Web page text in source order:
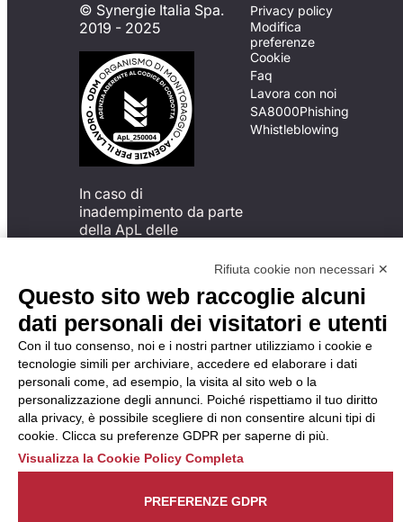
© Synergie Italia Spa.
2019 - 2025
In caso di
inadempimento da parte
della ApL delle
del Codice di Condotta, è
possibile presentare un
reclamo
all’Organismo di
Monitoraggio utilizzando
una delle modalità
descritte al seguente
indirizzo web
https://odm-
agenzielavoro.it/reclami/ .
Privacy policy
Modifica
preferenze
Cookie
Faq
Lavora con noi
SA8000Phishing
Whistleblowing
Rifiuta cookie non necessari ✕
Questo sito web raccoglie alcuni
dati personali dei visitatori e utenti
Con il tuo consenso, noi e i nostri partner utilizziamo i cookie e
tecnologie simili per archiviare, accedere ed elaborare i dati
personali come, ad esempio, la visita al sito web o la
personalizzazione degli annunci. Poiché rispettiamo il tuo diritto
alla privacy, è possibile scegliere di non consentire alcuni tipi di
cookie. Clicca su preferenze GDPR per saperne di più.
Visualizza la Cookie Policy Completa
PREFERENZE GDPR